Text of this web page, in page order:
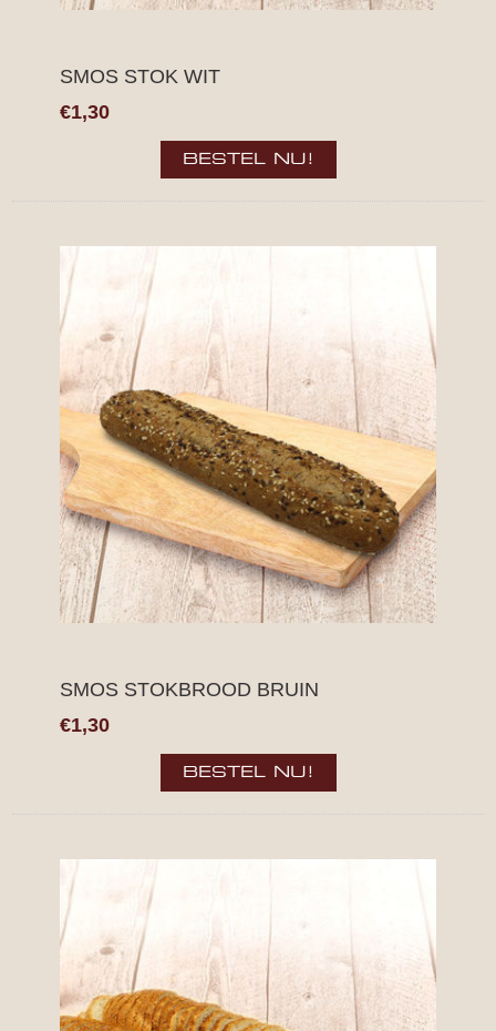
SMOS STOK WIT
€1,30
SMOS STOKBROOD BRUIN
€1,30